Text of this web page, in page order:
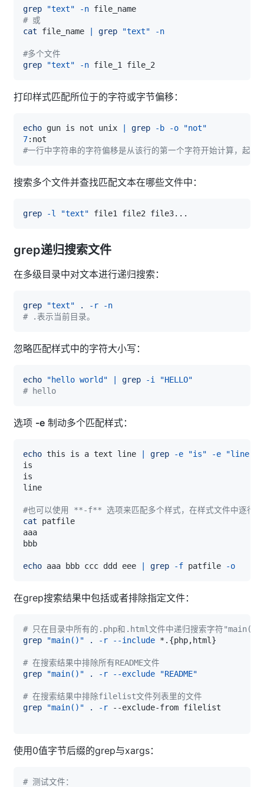
grep "text" -n
# 或
cat file_name grep "text" -n
#多个文件
grep
"text" -n
打印样式匹配所位于的字符或字节偏移：
echo gun is not unix grep -b -o
"not"
7
#一行中字符串的字符偏移是从该行的第一个字符开始计算，
搜索多个文件并查找匹配文本在哪些文件中：
grep -l "text" file1 file2 file3..
grep递归搜索文件
在多级目录中对文本进行递归搜索：
grep "text" . -r
-n
# .表示当前目录。
忽略匹配样式中的字符大小写：
echo "hello world" grep -i
"HELLO"
# hello
选项 -e 制动多个匹配样式：
echo this is a text line grep -e "is" -e "line"
#也可以使用 **-f** 选项来匹配多个样式，在样式文件中逐行写
cat
echo aaa bbb ccc ddd eee grep -f patfile -o
在grep搜索结果中包括或者排除指定文件：
# 只在目录中所有的.php和.html文件中递归搜索字符"main()"
grep
"main()" . -r --include *. {php,html }
# 在搜索结果中排除所有README文件
grep
"main()" . -r --exclude "README"
# 在搜索结果中排除filelist文件列表里的文件
grep
"main()" . -r
使用0值字节后缀的grep与xargs：
# 测试文件：